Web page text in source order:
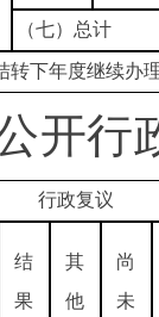
（七）总计
转下年度继续办
开行
行政复议
结
果
其
他
尚
未